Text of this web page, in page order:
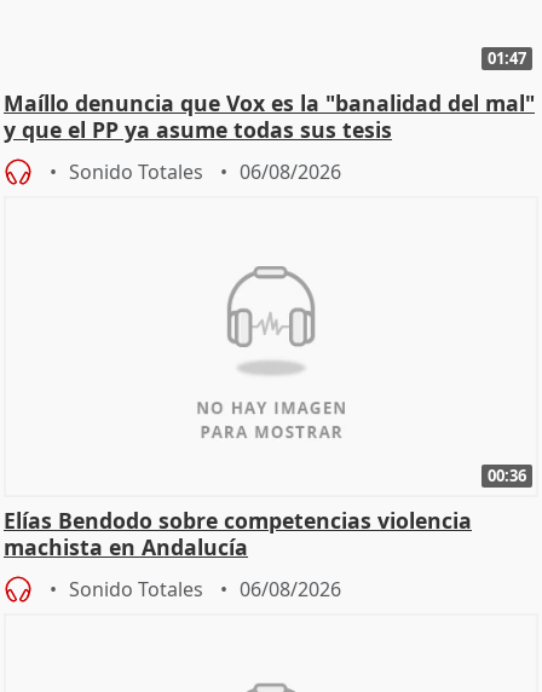
01:47
Maíllo denuncia que Vox es la "banalidad del mal"
y que el PP ya asume todas sus tesis
Sonido Totales 06/08/2026
00:36
Elías Bendodo sobre competencias violencia
machista en Andalucía
Sonido Totales 06/08/2026